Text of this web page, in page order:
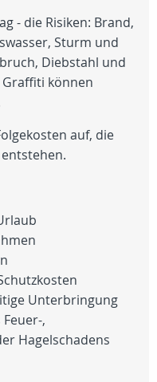
- die Risiken: Brand,
Sturm und
Diebstahl und
können
auf, die
Unterbringung
,
Hagelschadens